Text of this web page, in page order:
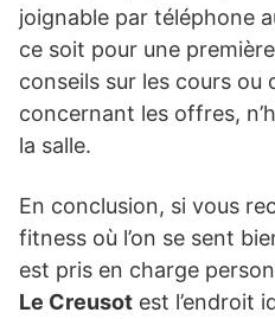
joignable par téléphone
ce soit pour une
conseils sur les cours ou
concernant les offres,
la salle.
En conclusion, si vous
fitness où l’on se sent
est pris en charge
Le Creusot est l’endroit